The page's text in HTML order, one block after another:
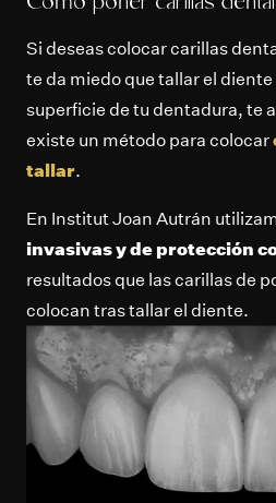
Si deseas colocar carillas
te da miedo que tallar el
superficie de tu dentadura, te
existe un método para colocar
tallar.
En Institut Joan Autrán
invasivas y de protección
resultados que las carillas de
colocan tras tallar el diente.